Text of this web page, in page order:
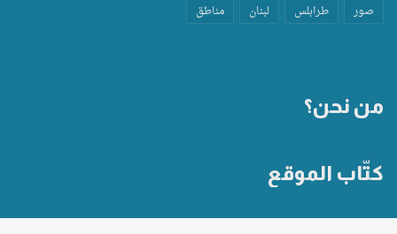
صور
طرابلس لبنان مناطق
من نحن؟
كتّاب الموقع